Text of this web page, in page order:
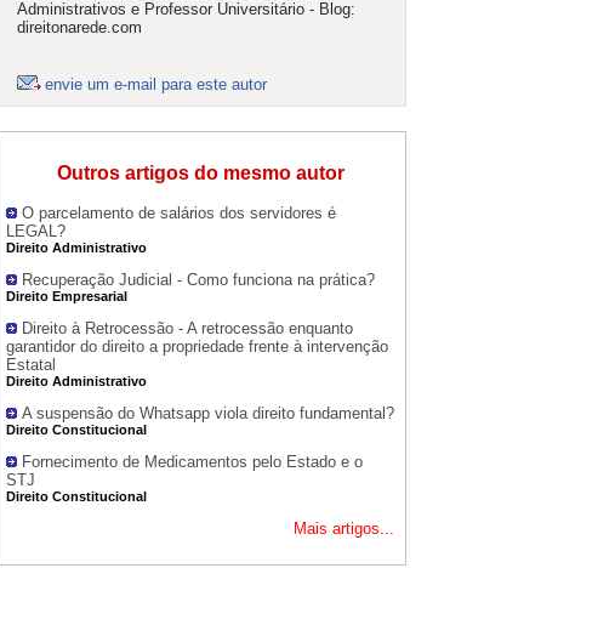
Administrativos e Professor Universitário - Blog:
direitonarede.com
envie um e-mail para este autor
Outros artigos do mesmo autor
O parcelamento de salários dos servidores é
LEGAL?
Direito Administrativo
Recuperação Judicial - Como funciona na prática?
Direito Empresarial
Direito à Retrocessão - A retrocessão enquanto
garantidor do direito a propriedade frente à intervenção
Estatal
Direito Administrativo
A suspensão do Whatsapp viola direito fundamental?
Direito Constitucional
Fornecimento de Medicamentos pelo Estado e o
STJ
Direito Constitucional
Mais artigos...